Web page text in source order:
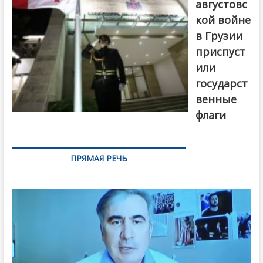
августовс
кой войне
в Грузии
приспуст
или
государст
венные
флаги
ПРЯМАЯ РЕЧЬ